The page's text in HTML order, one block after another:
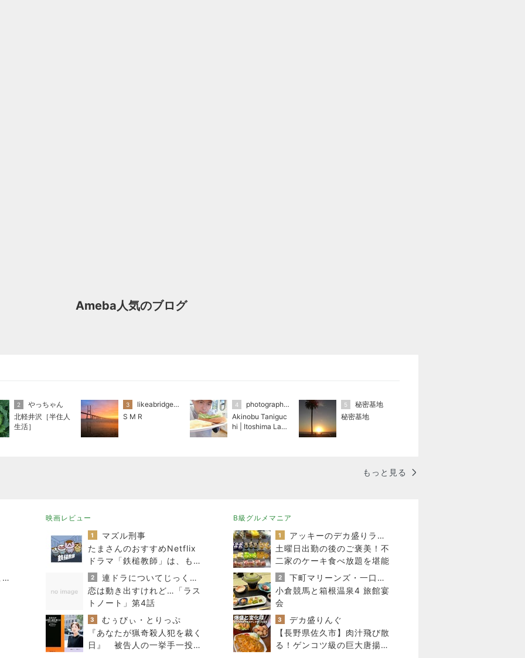
Ameba人気のブログ
2
やっちゃん
北軽井沢［半住人
生活］
3
likeabridgeover
S M R
4
photographer✩AkinobuTaniguchi
Akinobu Taniguc
hi | Itoshima Land
5
秘密基地
秘密基地
もっと見る
スコットランドひきこもり日記
映画レビュー
1
マズル刑事
たまさんのおすすめNetflix
ドラマ「鉄槌教師」は、もっ
と見たいもっと見たい！なん
で10話完？
2
連ドラについてじっくり語るブログ
恋は動き出すけれど…「ラス
トノート」第4話
3
むぅびぃ・とりっぷ
『あなたが猟奇殺人犯を裁く
日』 被告人の一挙手一投足
B級グルメマニア
1
アッキーのデカ盛りライフ
土曜日出勤の後のご褒美！不
二家のケーキ食べ放題を堪能
2
下町マリーンズ・一口馬主・立ち飲み・立ち食いそば
小倉競馬と箱根温泉4 旅館宴
会
3
デカ盛りんぐ
【長野県佐久市】肉汁飛び散
る！ゲンコツ級の巨大唐揚げ